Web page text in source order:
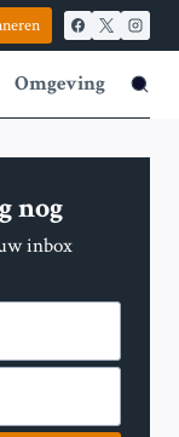
Omgeving
nog
inbox